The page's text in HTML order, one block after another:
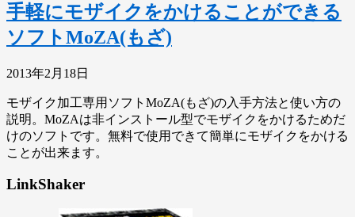
手軽にモザイクをかけることができる
ソフトMoZA(もざ)
2013年2月18日
モザイク加工専用ソフトMoZA(もざ)の入手方法と使い方の
説明。MoZAは非インストール型でモザイクをかけるためだ
けのソフトです。無料で使用できて簡単にモザイクをかける
ことが出来ます。
LinkShaker